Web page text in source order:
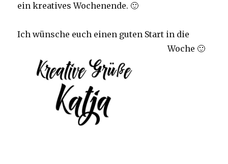
ein kreatives Wochenende. 🙂
Ich wünsche euch einen guten Start in die
Woche 🙂